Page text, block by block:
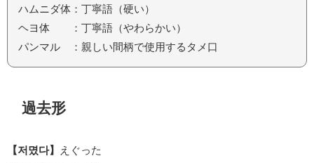
ハムニダ体：丁寧語（硬い）
ヘヨ体 ：丁寧語（やわらかい）
パンマル ：親しい間柄で使用するタメ口
過去形
【저몄다】
えぐった